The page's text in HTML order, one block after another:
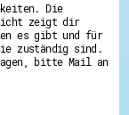
Die
zeigt dir
es gibt und für
zuständig sind.
bitte Mail an